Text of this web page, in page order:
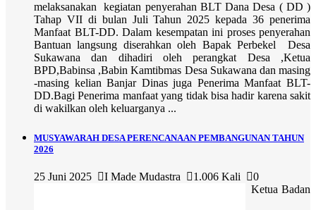
melaksanakan kegiatan penyerahan BLT Dana Desa ( DD )
Tahap VII di bulan Juli Tahun 2025 kepada 36 penerima
Manfaat BLT-DD. Dalam kesempatan ini proses penyerahan
Bantuan langsung diserahkan oleh Bapak Perbekel Desa
Sukawana dan dihadiri oleh perangkat Desa ,Ketua
BPD,Babinsa ,Babin Kamtibmas Desa Sukawana dan masing
-masing kelian Banjar Dinas juga Penerima Manfaat BLT-
DD.Bagi Penerima manfaat yang tidak bisa hadir karena sakit
di wakilkan oleh keluarganya ...
MUSYAWARAH DESA PERENCANAAN PEMBANGUNAN TAHUN
2026
25 Juni 2025 I Made Mudastra 1.006 Kali
0
Ketua Badan